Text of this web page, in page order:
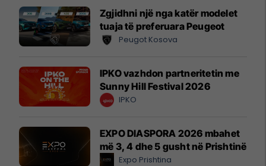
Zgjidhni një nga katër modelet
tuaja të preferuara Peugeot
Peugot Kosova
IPKO vazhdon partneritetin me
Sunny Hill Festival 2026
IPKO
EXPO DIASPORA 2026 mbahet
më 3, 4 dhe 5 gusht në Prishtinë
Expo Prishtina